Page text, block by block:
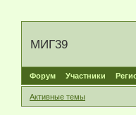
МИГ39
Форум Участники
Активные темы